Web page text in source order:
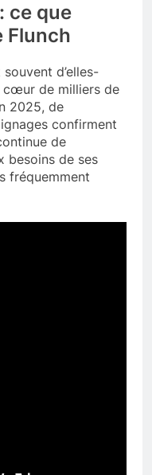
ce que
Flunch
d’elles-
cœur de milliers de
2025, de
confirment
de
besoins de ses
fréquemment